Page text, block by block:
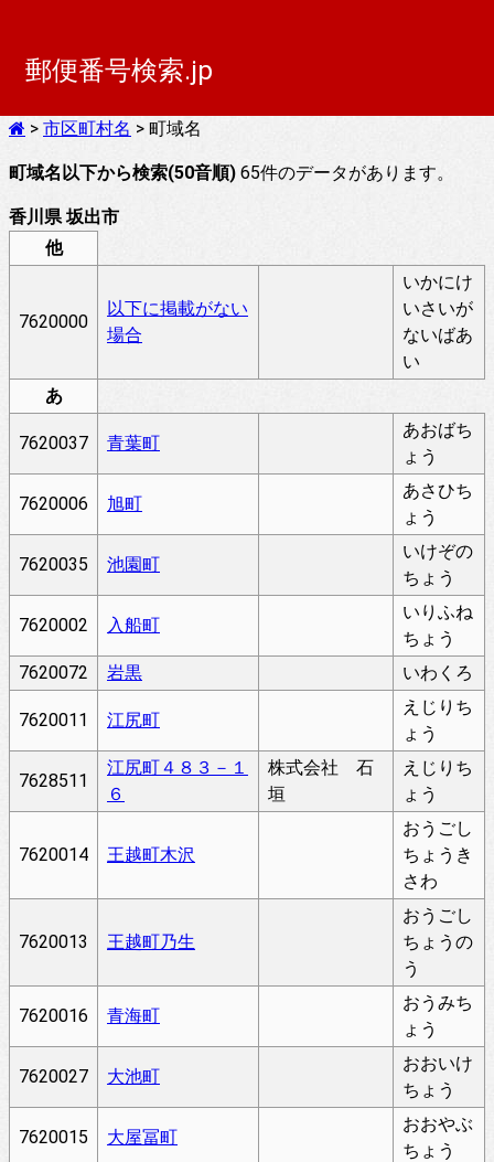
郵便番号検索.jp
> 市区町村名 > 町域名
町域名以下から検索(50音順) 65件のデータがあります。
香川県 坂出市
他
7620000
以下に掲載がない
場合
いかにけ
いさいが
ないばあ
い
あ
7620037 青葉町
あおばち
ょう
7620006 旭町
あさひち
ょう
7620035 池園町
いけぞの
ちょう
7620002 入船町
いりふね
ちょう
7620072
岩黒 いわくろ
7620011 江尻町
えじりち
ょう
7628511
江尻町４８３－１
６
株式会社 石
垣
えじりち
ょう
7620014 王越町木沢
おうごし
ちょうき
さわ
7620013 王越町乃生
おうごし
ちょうの
う
7620016 青海町
おうみち
ょう
7620027 大池町
おおいけ
ちょう
7620015 大屋冨町
おおやぶ
ちょう